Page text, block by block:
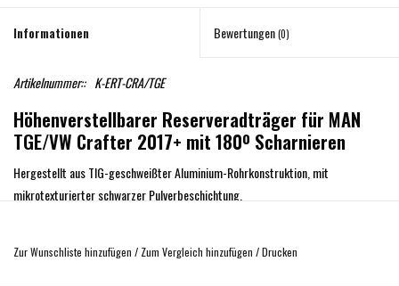
Informationen Bewertungen(0)
Artikelnummer:: K-ERT-CRA/TGE
Höhenverstellbarer Reserveradträger für MAN
TGE/VW Crafter 2017+ mit 180º Scharnieren
Hergestellt aus TIG-geschweißter Aluminium-Rohrkonstruktion, mit
mikrotexturierter schwarzer Pulverbeschichtung.
Die Positionierung des Reserverades ist in der Höhe verstellbar
Zur Wunschliste hinzufügen / Zum Vergleich hinzufügen /Drucken